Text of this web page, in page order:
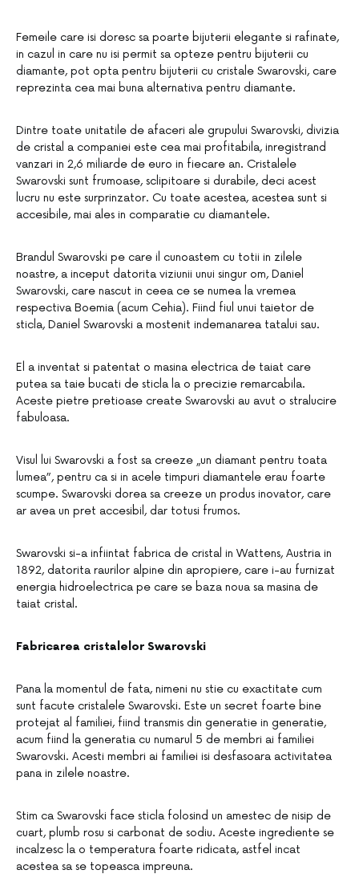
Femeile care isi doresc sa poarte bijuterii elegante si rafinate,
in cazul in care nu isi permit sa opteze pentru bijuterii cu
diamante, pot opta pentru bijuterii cu cristale Swarovski, care
reprezinta cea mai buna alternativa pentru diamante.
Dintre toate unitatile de afaceri ale grupului Swarovski, divizia
de cristal a companiei este cea mai profitabila, inregistrand
vanzari in 2,6 miliarde de euro in fiecare an. Cristalele
Swarovski sunt frumoase, sclipitoare si durabile, deci acest
lucru nu este surprinzator. Cu toate acestea, acestea sunt si
accesibile, mai ales in comparatie cu diamantele.
Brandul Swarovski pe care il cunoastem cu totii in zilele
noastre, a inceput datorita viziunii unui singur om, Daniel
Swarovski, care nascut in ceea ce se numea la vremea
respectiva Boemia (acum Cehia). Fiind fiul unui taietor de
sticla, Daniel Swarovski a mostenit indemanarea tatalui sau.
El a inventat si patentat o masina electrica de taiat care
putea sa taie bucati de sticla la o precizie remarcabila.
Aceste pietre pretioase create Swarovski au avut o stralucire
fabuloasa.
Visul lui Swarovski a fost sa creeze „un diamant pentru toata
lumea”, pentru ca si in acele timpuri diamantele erau foarte
scumpe. Swarovski dorea sa creeze un produs inovator, care
ar avea un pret accesibil, dar totusi frumos.
Swarovski si-a infiintat fabrica de cristal in Wattens, Austria in
1892, datorita raurilor alpine din apropiere, care i-au furnizat
energia hidroelectrica pe care se baza noua sa masina de
taiat cristal.
Fabricarea cristalelor Swarovski
Pana la momentul de fata, nimeni nu stie cu exactitate cum
sunt facute cristalele Swarovski. Este un secret foarte bine
protejat al familiei, fiind transmis din generatie in generatie,
acum fiind la generatia cu numarul 5 de membri ai familiei
Swarovski. Acesti membri ai familiei isi desfasoara activitatea
pana in zilele noastre.
Stim ca Swarovski face sticla folosind un amestec de nisip de
cuart, plumb rosu si carbonat de sodiu. Aceste ingrediente se
incalzesc la o temperatura foarte ridicata, astfel incat
acestea sa se topeasca impreuna.